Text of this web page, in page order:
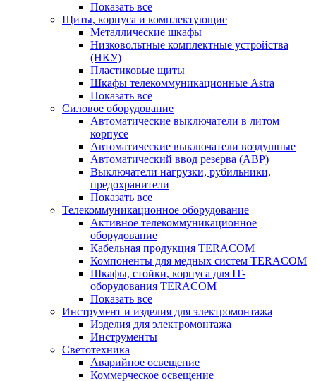
Показать все
Щиты, корпуса и комплектующие
Металлические шкафы
Низковольтные комплектные устройства
(НКУ)
Пластиковые щиты
Шкафы телекоммуникационные Astra
Показать все
Силовое оборудование
Автоматические выключатели в литом
корпусе
Автоматические выключатели воздушные
Автоматический ввод резерва (АВР)
Выключатели нагрузки, рубильники,
предохранители
Показать все
Телекоммуникационное оборудование
Активное телекоммуникационное
оборудование
Кабельная продукция TERACOM
Компоненты для медных систем TERACOM
Шкафы, стойки, корпуса для IT-
оборудования TERACOM
Показать все
Инструмент и изделия для электромонтажа
Изделия для электромонтажа
Инструменты
Светотехника
Аварийное освещение
Коммерческое освещение